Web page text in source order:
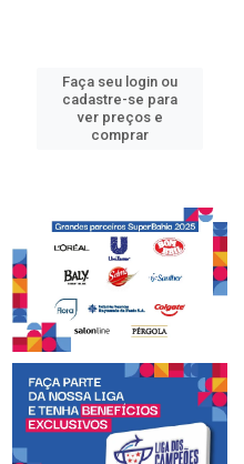
Faça seu login ou
cadastre-se para
ver preços e
comprar